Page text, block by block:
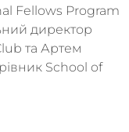
Fellows Program
директор
та Артем
School of